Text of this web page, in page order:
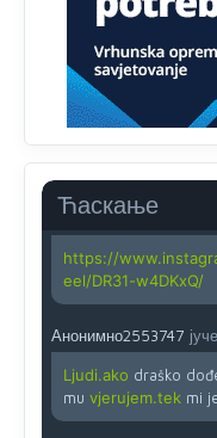
Ћаскање
Ovo pravilo jeste
su u pitanju starije
drhtavom rukom
Анонимно2819033
Yes,nekada je bila
coravi biraci.
Анонимно2819162
https://
eel/DR31-w4DKxQ/
Анонимно2553747 јуче
Ljudi.ako draško
mu vjerujem.tek mi